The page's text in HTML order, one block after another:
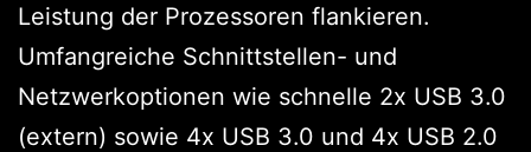
Leistung der Prozessoren flankieren.
Umfangreiche Schnittstellen- und
Netzwerkoptionen wie schnelle 2x USB 3.0
(extern) sowie 4x USB 3.0 und 4x USB 2.0